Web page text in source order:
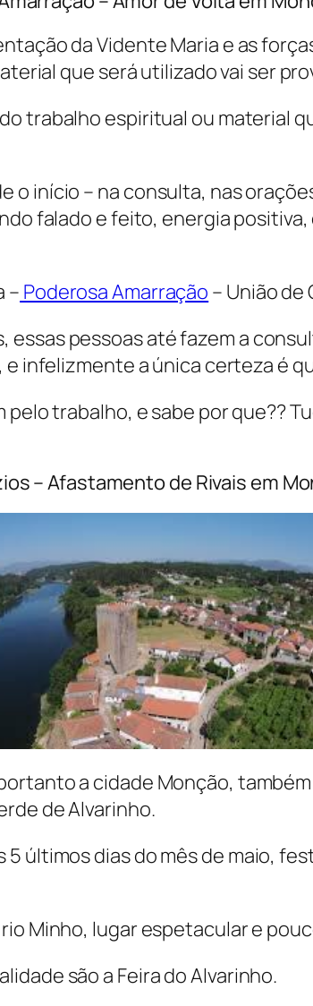
da Vidente Maria e as
que será utilizado vai ser
trabalho espiritual ou material
início – na consulta, nas
falado e feito, energia
– Poderosa Amarração – União de
pessoas até fazem a
infelizmente a única certeza é
trabalho, e sabe por que??
– Afastamento de Rivais em
portanto a cidade Monção,
de Alvarinho.
últimos dias do mês de maio,
Minho, lugar espetacular e
são a Feira do Alvarinho.